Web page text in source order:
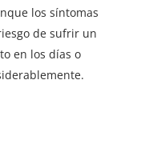
los síntomas
de sufrir un
en los días o